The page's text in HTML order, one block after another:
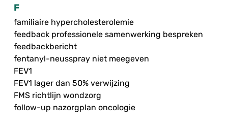
F
familiaire hypercholesterolemie
feedback professionele samenwerking bespreken
feedbackbericht
fentanyl-neusspray niet meegeven
FEV1
FEV1 lager dan 50% verwijzing
FMS richtlijn wondzorg
follow-up nazorgplan oncologie